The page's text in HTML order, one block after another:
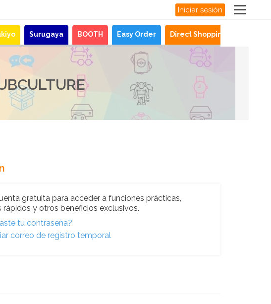
Iniciar sesión
Surugaya BOOTH Easy Order Direct Shopping
gratuita para acceder a funciones prácticas,
rápidos y otros beneficios exclusivos.
tu contraseña?
correo de registro temporal